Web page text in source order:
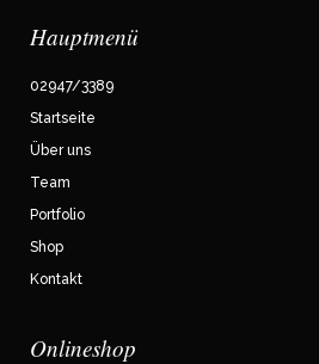
Hauptmenü
02947/3389
Startseite
Über uns
Team
Portfolio
Shop
Kontakt
Onlineshop